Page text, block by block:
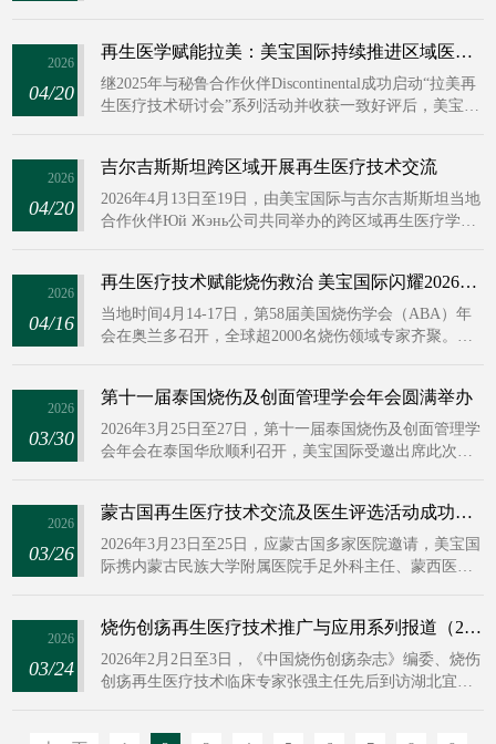
用，并与医护团队就患者后续治疗方案展开深入探讨交
流，获得医护团队及患者的一致好评。
2026
04/20
再生医学赋能拉美：美宝国际持续推进区域医疗交流，“银龄愈合”理念引发共鸣
继2025年与秘鲁合作伙伴Discontinental成功启动“拉美再
生医疗技术研讨会”系列活动并收获一致好评后，美宝国
联合发起的“银龄愈合”倡议，致力于将再生医疗技术从
医院推向社区，重点关注老年慢性创面的防治，助力实
现健康老龄化。与此同时，美宝国际也将持续深化该区
2026
04/20
吉尔吉斯斯坦跨区域开展再生医疗技术交流
2026年4月13日至19日，由美宝国际与吉尔吉斯斯坦当地
合作伙伴Юй Жэнь公司共同举办的跨区域再生医疗学术
个高效、便捷的学术交流与经验共享平台，促进了再生
医疗前沿技术的深入探讨与实操互动，进一步推动了该
技术在当地的规范化应用与普及，助力提升区域医疗水
2026
04/16
再生医疗技术赋能烧伤救治 美宝国际闪耀2026美国烧伤学会奥兰多盛会
当地时间4月14-17日，第58届美国烧伤学会（ABA）年
会在奥兰多召开，全球超2000名烧伤领域专家齐聚。会
上，本届主席Jeffrey Carter发表演讲，强调创新、合作与
人文关怀是烧伤治疗发展的关键，与美宝国际以再生医
学推动技术突破、提升患者治疗结局的方向高度一致，
2026
03/30
第十一届泰国烧伤及创面管理学会年会圆满举办
2026年3月25日至27日，第十一届泰国烧伤及创面管理学
会年会在泰国华欣顺利召开，美宝国际受邀出席此次会
东南亚地区以及欧洲、美国等三百余名烧伤与创面修复
领域专家学者，共同研讨行业发展新趋势，探索烧伤与
创面修复的临床新标准。
2026
03/26
蒙古国再生医疗技术交流及医生评选活动成功举办
2026年3月23日至25日，应蒙古国多家医院邀请，美宝国
际携内蒙古民族大学附属医院手足外科主任、蒙西医结
活动，对当地创面护理进行系统指导。
2026
03/24
烧伤创疡再生医疗技术推广与应用系列报道（2026年2月1日——2月28日）
2026年2月2日至3日，《中国烧伤创疡杂志》编委、烧伤
创疡再生医疗技术临床专家张强主任先后到访湖北宜昌